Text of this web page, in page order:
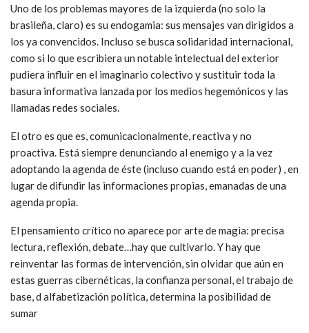
Uno de los problemas mayores de la izquierda (no solo la
brasileña, claro) es su endogamia: sus mensajes van dirigidos a
los ya convencidos. Incluso se busca solidaridad internacional,
como si lo que escribiera un notable intelectual del exterior
pudiera influir en el imaginario colectivo y sustituir toda la
basura informativa lanzada por los medios hegemónicos y las
llamadas redes sociales.
El otro es que es, comunicacionalmente, reactiva y no
proactiva. Está siempre denunciando al enemigo y a la vez
adoptando la agenda de éste (incluso cuando está en poder) , en
lugar de difundir las informaciones propias, emanadas de una
agenda propia.
El pensamiento crítico no aparece por arte de magia: precisa
lectura, reflexión, debate…hay que cultivarlo. Y hay que
reinventar las formas de intervención, sin olvidar que aún en
estas guerras cibernéticas, la confianza personal, el trabajo de
base, d alfabetización política, determina la posibilidad de
sumar